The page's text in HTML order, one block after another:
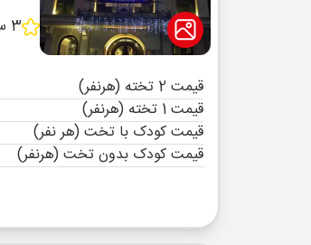
3 ستاره
قیمت 2 تخته (هرنفر)
قیمت 1 تخته (هرنفر)
قیمت کودک با تخت (هر نفر)
قیمت کودک بدون تخت (هرنفر)